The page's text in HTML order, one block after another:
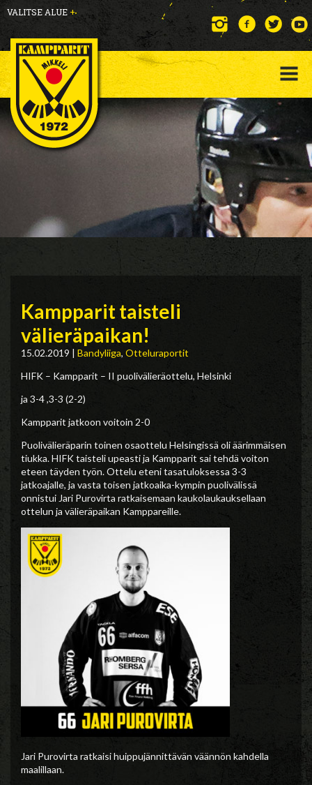
VALITSE ALUE +
Kampparit taisteli
välieräpaikan!
15.02.2019 | Bandyliiga, Otteluraportit
HIFK – Kampparit – II puolivälieräottelu, Helsinki
ja 3-4 ,3-3 (2-2)
Kampparit jatkoon voitoin 2-0
Puolivälieräparin toinen osaottelu Helsingissä oli äärimmäisen
tiukka. HIFK taisteli upeasti ja Kampparit sai tehdä voiton
eteen täyden työn. Ottelu eteni tasatuloksessa 3-3
jatkoajalle, ja vasta toisen jatkoaika-kympin puolivälissä
onnistui Jari Purovirta ratkaisemaan kaukolaukauksellaan
ottelun ja välieräpaikan Kamppareille.
Jari Purovirta ratkaisi huippujännittävän väännön kahdella
maalillaan.